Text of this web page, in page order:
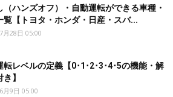
（ハンズオフ）・自動運転ができる車種・
覧【トヨタ・ホンダ・日産・スバ...
月28日 05:00
転レベルの定義【0･1･2･3･4･5の機能・解
】
月9日 05:00